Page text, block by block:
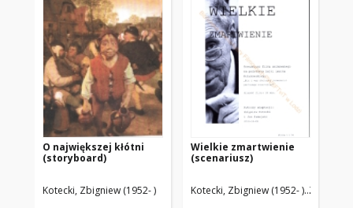
O największej kłótni
(storyboard)
Kotecki, Zbigniew (1952- )
Wielkie zmartwienie
(scenariusz)
Kotecki, Zbigniew (1952- ) Zamojski,